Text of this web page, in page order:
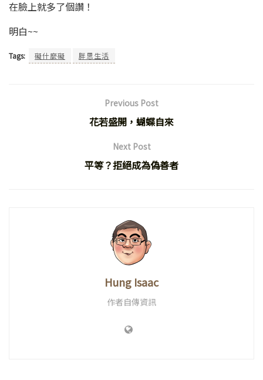
在臉上就多了個讚！
明白~~
Tags: 礙什麼礙 胖思生活
Previous Post
花若盛開，蝴蝶自來
Next Post
平等？拒絕成為偽善者
Hung Isaac
作者自傳資訊